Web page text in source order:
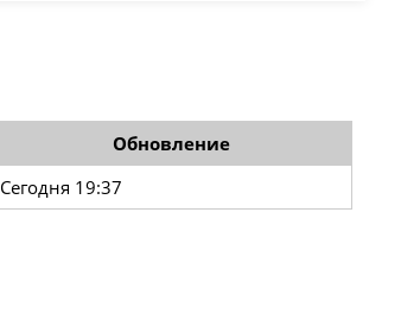
Обновление
Сегодня 19:37